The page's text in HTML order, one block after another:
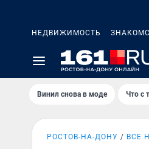
НЕДВИЖИМОСТЬ
Винил снова в моде Что с
РОСТОВ-НА-ДОНУ ВСЕ